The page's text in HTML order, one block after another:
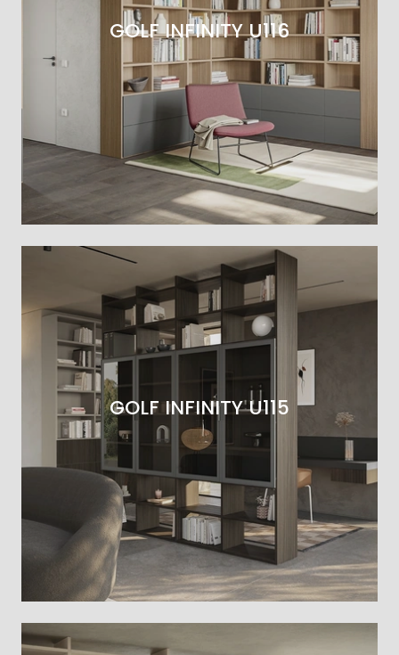
GOLF INFINITY U116
GOLF INFINITY U115